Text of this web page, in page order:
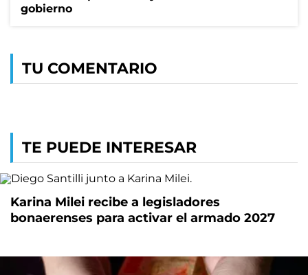
gobierno
TU COMENTARIO
TE PUEDE INTERESAR
Karina Milei recibe a legisladores
bonaerenses para activar el armado 2027